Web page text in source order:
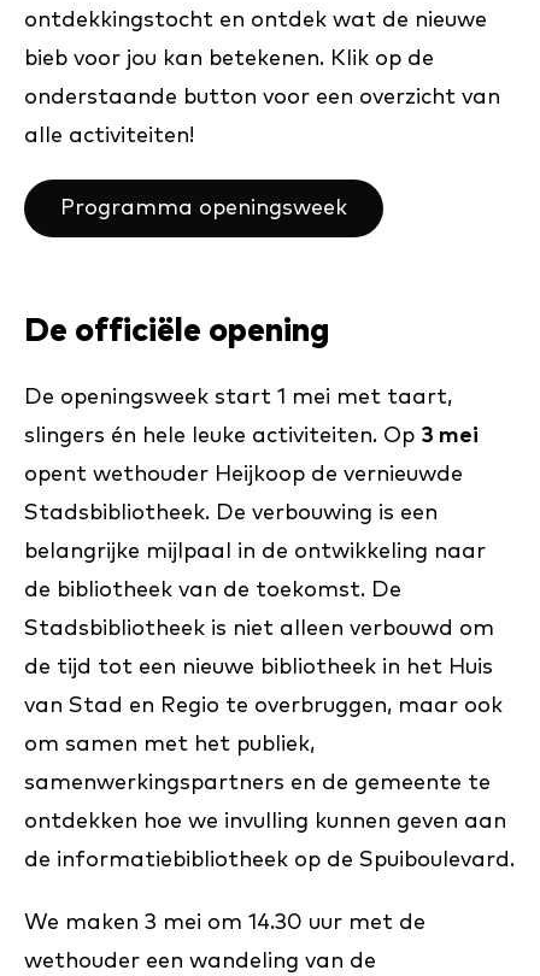
ontdekkingstocht en ontdek wat de nieuwe
bieb voor jou kan betekenen. Klik op de
onderstaande button voor een overzicht van
alle activiteiten!
Programma openingsweek
De officiële opening
De openingsweek start 1 mei met taart,
slingers én hele leuke activiteiten. Op 3 mei
opent wethouder Heijkoop de vernieuwde
Stadsbibliotheek. De verbouwing is een
belangrijke mijlpaal in de ontwikkeling naar
de bibliotheek van de toekomst. De
Stadsbibliotheek is niet alleen verbouwd om
de tijd tot een nieuwe bibliotheek in het Huis
van Stad en Regio te overbruggen, maar ook
om samen met het publiek,
samenwerkingspartners en de gemeente te
ontdekken hoe we invulling kunnen geven aan
de informatiebibliotheek op de Spuiboulevard.
We maken 3 mei om 14.30 uur met de
wethouder een wandeling van de